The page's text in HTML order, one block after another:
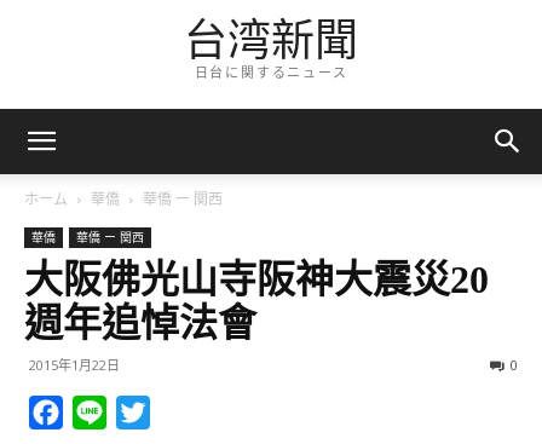
台湾新聞
日台に関するニュース
ホーム 華僑 華僑 ー 関西
華僑 華僑 ー 関西
大阪佛光山寺阪神大震災20
週年追悼法會
2015年1月22日 0
Facebook
Line